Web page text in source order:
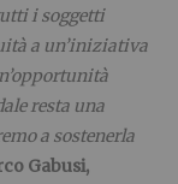
i soggetti
a un’iniziativa
resta una
a sostenerla
Gabusi,